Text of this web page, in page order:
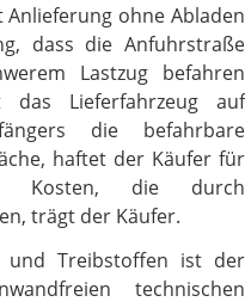
ohne Abladen
dass die Anfuhrstraße
Lastzug befahren
das Lieferfahrzeug auf
die befahrbare
haftet der Käufer für
Kosten, die durch
trägt der Käufer.
und Treibstoffen ist der
technischen